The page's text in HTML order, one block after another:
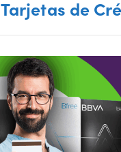
Tarjetas de